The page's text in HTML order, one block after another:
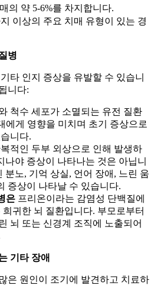
의 약 5-6%를 차지합니다.
이상의 주요 치매 유형이 있는 경
병
타 인지 증상을 유발할 수 있습니
니다:
척수 세포가 소멸되는 유전 질환
에게 영향을 미치며 초기 증상으로
니다.
적인 두부 외상으로 인해 발생하
나야 증상이 나타나는 것은 아닙니
분노, 기억 상실, 언어 장애, 느린 움
증상이 나타날 수 있습니다.
은 프리온이라는 감염성 단백질에
귀한 뇌 질환입니다. 부모로부터
뇌 또는 신경계 조직에 노출되어
기타 장애
은 원인이 조기에 발견하고 치료하